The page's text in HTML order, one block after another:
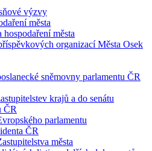
výzvy
města
hospodaření města
organizací Města Osek
sněmovny parlamentu ČR
krajů a do senátu
ČR
parlamentu
ČR
města